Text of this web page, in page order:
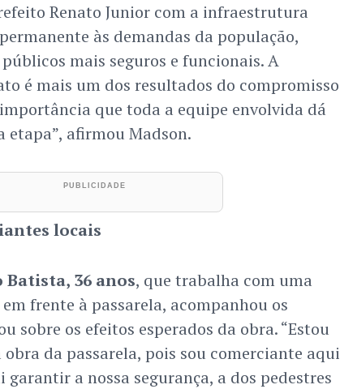
Renato Junior com a infraestrutura
às demandas da população,
mais seguros e funcionais. A
é mais um dos resultados do compromisso
que toda a equipe envolvida dá
etapa”, afirmou Madson.
locais
Batista, 36 anos, que trabalha com uma
frente à passarela, acompanhou os
sobre os efeitos esperados da obra. “Estou
da passarela, pois sou comerciante aqui
garantir a nossa segurança, a dos pedestres